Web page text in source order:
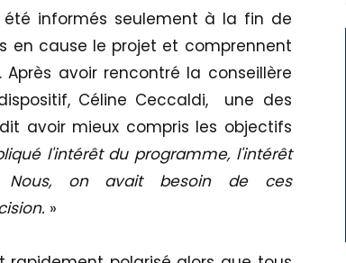
été informés seulement à la fin de
en cause le projet et comprennent
avoir rencontré la conseillère
Céline Ceccaldi, une des
avoir mieux compris les objectifs
l'intérêt du programme, l'intérêt
Nous, on avait besoin de ces
»